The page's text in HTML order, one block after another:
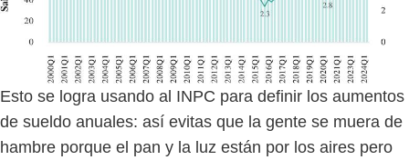
Esto se logra usando al INPC para definir los aumentos
de sueldo anuales: así evitas que la gente se muera de
hambre porque el pan y la luz están por los aires pero